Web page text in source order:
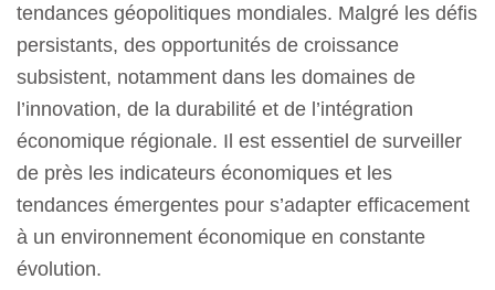
tendances géopolitiques mondiales. Malgré les défis
persistants, des opportunités de croissance
subsistent, notamment dans les domaines de
l’innovation, de la durabilité et de l’intégration
économique régionale. Il est essentiel de surveiller
de près les indicateurs économiques et les
tendances émergentes pour s’adapter efficacement
à un environnement économique en constante
évolution.